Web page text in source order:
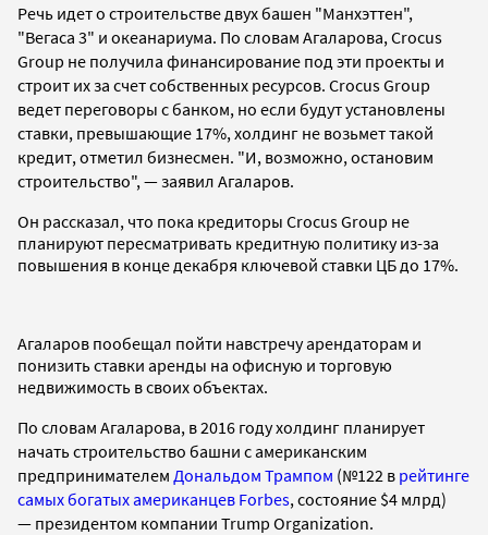
Речь идет о строительстве двух башен "Манхэттен",
"Вегаса 3" и океанариума. По словам Агаларова, Crocus
Group не получила финансирование под эти проекты и
строит их за счет собственных ресурсов. Crocus Group
ведет переговоры с банком, но если будут установлены
ставки, превышающие 17%, холдинг не возьмет такой
кредит, отметил бизнесмен. "И, возможно, остановим
строительство", —заявил Агаларов.
Он рассказал, что пока кредиторы Crocus Group не
планируют пересматривать кредитную политику из-за
повышения в конце декабря ключевой ставки ЦБ до 17%.
Агаларов пообещал пойти навстречу арендаторам и
понизить ставки аренды на офисную и торговую
недвижимость в своих объектах.
По словам Агаларова, в 2016 годухолдинг планирует
начать строительство башни с американским
предпринимателем Дональдом Трампом (№122 в рейтинге
самых богатых американцев Forbes, состояние $4 млрд)
— президентом компании Trump Organization.